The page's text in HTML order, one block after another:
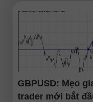
GBPUSD: Mẹo
trader mới bắt